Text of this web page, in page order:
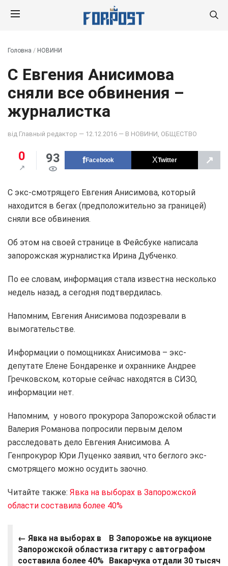
Головна / НОВИНИ
С Евгения Анисимова
сняли все обвинения –
журналистка
від Главный редактор — 12.12.2016 — В НОВИНИ ОБЩЕСТВО
0 93 Facebook Twitter ↗
С экс-смотрящего Евгения Анисимова, который
находится в бегах (предположительно за границей)
сняли все обвинения.
Об этом на своей странице в Фейсбуке написала
запорожская журналистка Ирина Дубченко.
По ее словам, информация стала известна несколько
недель назад, а сегодня подтвердилась.
Напомним, Евгения Анисимова подозревали в
вымогательстве.
Информации о помощниках Анисимова – экс-
депутате Елене Бондаренке и охраннике Андрее
Гречковском, которые сейчас находятся в СИЗО,
информации нет.
Напомним, у нового прокурора Запорожской области
Валерия Романова попросили первым делом
расследовать дело Евгения Анисимова. А
Генпрокурор Юри Луценко заявил, что беглого экс-
смотрящего можно осудить заочно.
Читайте также: Явка на выборах в Запорожской
области составила более 40%
← Явка на выборах в
Запорожской области
составила более 40%
В Запорожье на аукционе
за гитару с автографом
Вакарчука отдали 30 тысяч